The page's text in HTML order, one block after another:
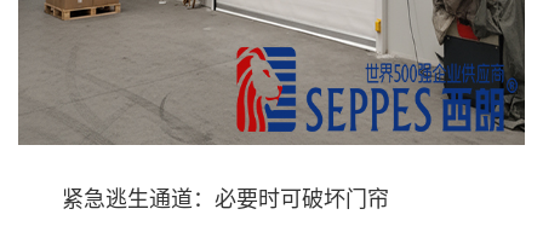
紧急逃生通道：必要时可破坏门帘